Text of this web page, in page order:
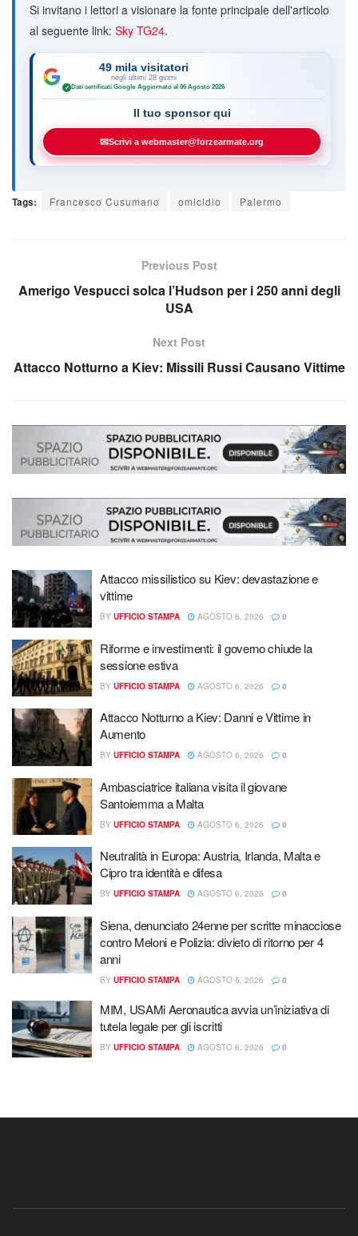
Si invitano i lettori a visionare la fonte principale dell'articolo
al seguente link: Sky TG24.
49 mila visitatori
negli ultimi 28 giorni
✓ Dati certificati Google·Aggiornato al 06 Agosto 2026
Il tuo sponsor qui
✉Scrivi a webmaster@forzearmate.org
Tags: Francesco Cusumano omicidio Palermo
Previous Post
Amerigo Vespucci solca l’Hudson per i 250 anni degli
USA
Next Post
Attacco Notturno a Kiev: Missili Russi Causano Vittime
Attacco missilistico su Kiev: devastazione e
vittime
BY UFFICIO STAMPA AGOSTO 6, 2026 0
Riforme e investimenti: il governo chiude la
sessione estiva
BY UFFICIO STAMPA AGOSTO 6, 2026 0
Attacco Notturno a Kiev: Danni e Vittime in
Aumento
BY UFFICIO STAMPA AGOSTO 6, 2026 0
Ambasciatrice italiana visita il giovane
Santoiemma a Malta
BY UFFICIO STAMPA AGOSTO 6, 2026 0
Neutralità in Europa: Austria, Irlanda, Malta e
Cipro tra identità e difesa
BY UFFICIO STAMPA AGOSTO 6, 2026 0
Siena, denunciato 24enne per scritte minacciose
contro Meloni e Polizia: divieto di ritorno per 4
anni
BY UFFICIO STAMPA AGOSTO 6, 2026 0
MIM, USAMi Aeronautica avvia un’iniziativa di
tutela legale per gli iscritti
BY UFFICIO STAMPA AGOSTO 6, 2026 0